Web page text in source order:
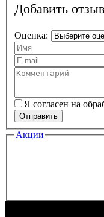
Добавить отзыв
Оценка:
Ваше имя
Ваш e-mail
Комментарий
Я согласен на
Персональные
Отправить
Акции